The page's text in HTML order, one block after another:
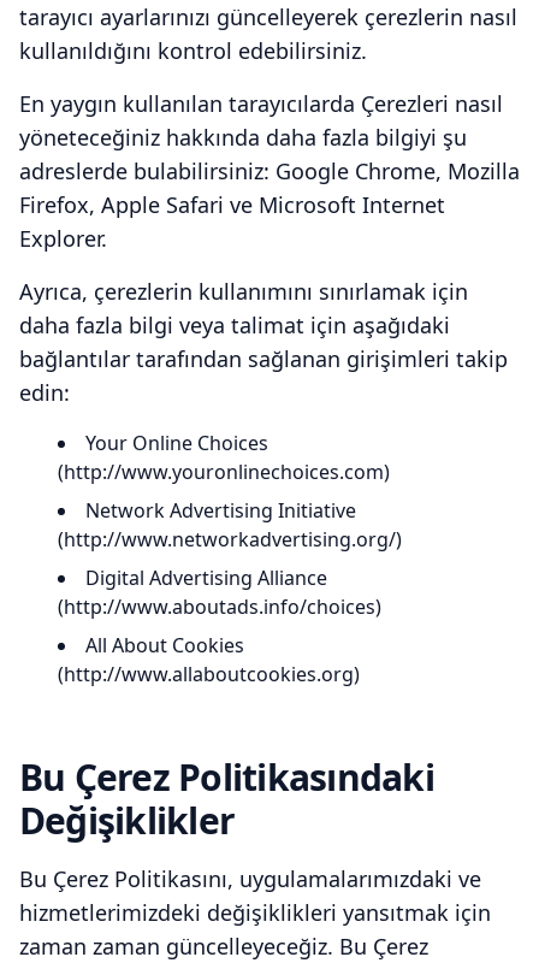
tarayıcı ayarlarınızı güncelleyerek çerezlerin nasıl
kullanıldığını kontrol edebilirsiniz.
En yaygın kullanılan tarayıcılarda Çerezleri nasıl
yöneteceğiniz hakkında daha fazla bilgiyi şu
adreslerde bulabilirsiniz: Google Chrome, Mozilla
Firefox, Apple Safari ve Microsoft Internet
Explorer.
Ayrıca, çerezlerin kullanımını sınırlamak için
daha fazla bilgi veya talimat için aşağıdaki
bağlantılar tarafından sağlanan girişimleri takip
edin:
Your Online Choices
(http://www.youronlinechoices.com)
Network Advertising Initiative
(http://www.networkadvertising.org/)
Digital Advertising Alliance
(http://www.aboutads.info/choices)
All About Cookies
(http://www.allaboutcookies.org)
Bu Çerez Politikasındaki
Değişiklikler
Bu Çerez Politikasını, uygulamalarımızdaki ve
hizmetlerimizdeki değişiklikleri yansıtmak için
zaman zaman güncelleyeceğiz. Bu Çerez